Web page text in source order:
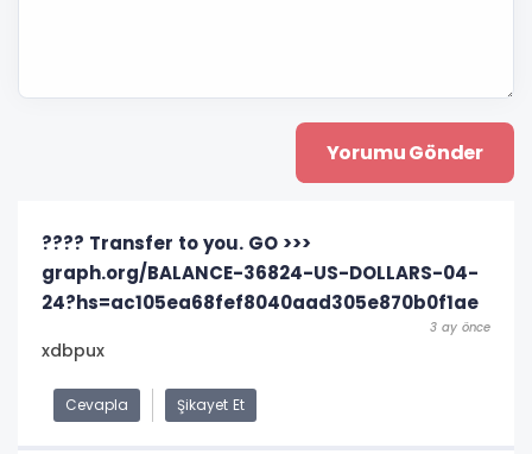
???? Transfer to you. GO >>>
graph.org/BALANCE-36824-US-DOLLARS-04-
24?hs=ac105ea68fef8040aad305e870b0f1ae
3 ay önce
xdbpux
Cevapla Şikayet Et